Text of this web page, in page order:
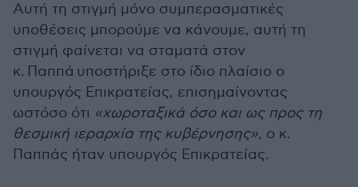
Αυτή τη στιγμή μόνο συμπερασματικές
υποθέσεις μπορούμε να κάνουμε, αυτή τη
στιγμή φαίνεται να σταματά στον
κ. Παππά υποστήριξε στο ίδιο πλαίσιο ο
υπουργός Επικρατείας, επισημαίνοντας
ωστόσο ότι «χωροταξικά όσο και ως προς τη
θεσμική ιεραρχία της κυβέρνησης», ο κ.
Παππάς ήταν υπουργός Επικρατείας.